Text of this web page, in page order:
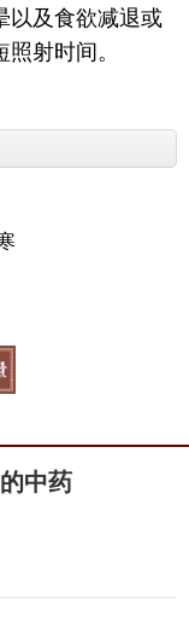
以及食欲减退或
射时间。
中药